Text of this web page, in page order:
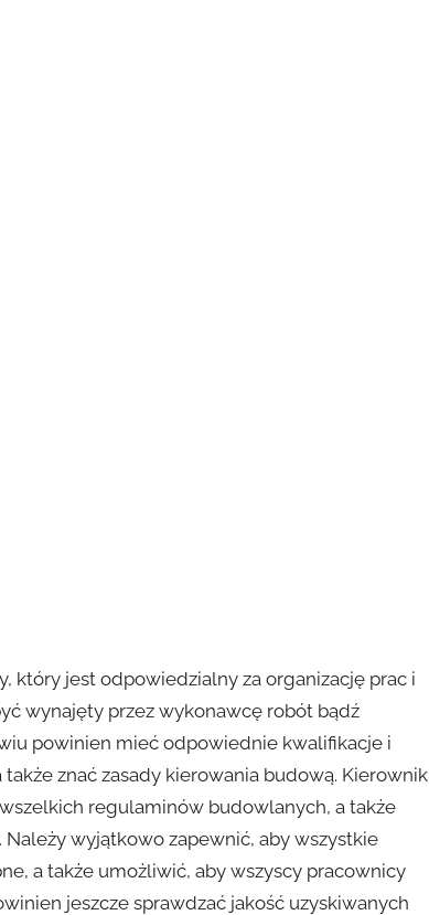
który jest odpowiedzialny za organizację prac i
wynajęty przez wykonawcę robót bądź
powinien mieć odpowiednie kwalifikacje i
znać zasady kierowania budową. Kierownik
regulaminów budowlanych, a także
wyjątkowo zapewnić, aby wszystkie
a także umożliwić, aby wszyscy pracownicy
jeszcze sprawdzać jakość uzyskiwanych